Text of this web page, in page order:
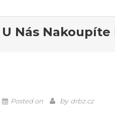
U Nás Nakoupíte
Posted on by drbz.cz